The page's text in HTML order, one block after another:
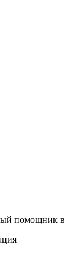
помощник в